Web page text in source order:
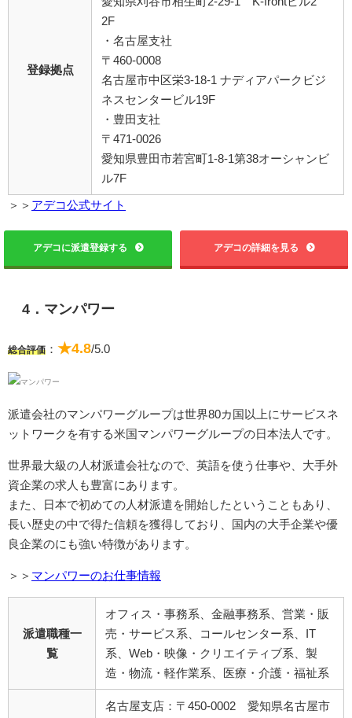
登録拠点
2F
・名古屋支社
〒460-0008
名古屋市中区栄3-18-1 ナディアパークビジ
ネスセンタービル19F
・豊田支社
〒471-0026
愛知県豊田市若宮町1-8-1第38オーシャンビ
ル7F
＞＞ アデコ公式サイト
アデコに派遣登録する アデコの詳細を見る
4．マンパワー
総合評価 ： ★4.8/5.0
派遣会社のマンパワーグループは世界80カ国以上にサービスネ
ットワークを有する米国マンパワーグループの日本法人です。
世界最大級の人材派遣会社なので、英語を使う仕事や、大手外
資企業の求人も豊富にあります。
また、日本で初めての人材派遣を開始したということもあり、
長い歴史の中で得た信頼を獲得しており、国内の大手企業や優
良企業のにも強い特徴があります。
＞＞ マンパワーのお仕事情報
派遣職種一
覧
オフィス・事務系、金融事務系、営業・販
売・サービス系、コールセンター系、IT
系、Web・映像・クリエイティブ系、製
造・物流・軽作業系、医療・介護・福祉系
名古屋支店：〒450-0002 愛知県名古屋市